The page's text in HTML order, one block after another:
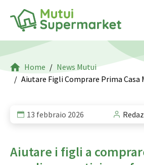
Home
News Mutui
Aiutare Figli Comprare Prima Casa
13 febbraio 2026
Aiutare i figli a